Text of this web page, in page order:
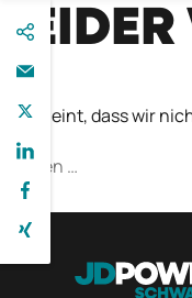
zum
Inhalt
Es scheint, dass wir
Suchen
nach: